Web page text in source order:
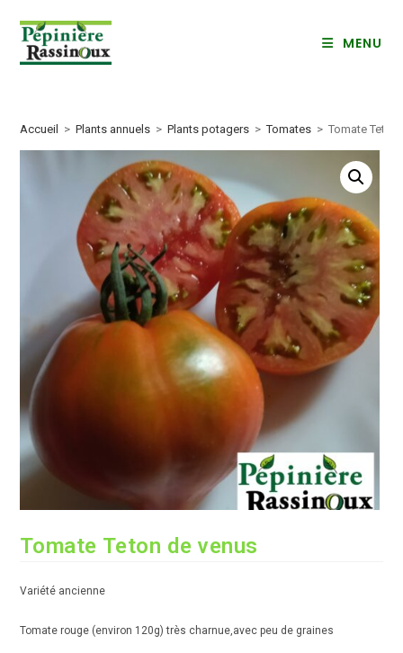
content
MENU
Accueil > Plants annuels > Plants potagers > Tomates > Tomate Teton
Tomate Teton de venus
Variété ancienne
Tomate rouge (environ 120g) très charnue,avec peu de graines